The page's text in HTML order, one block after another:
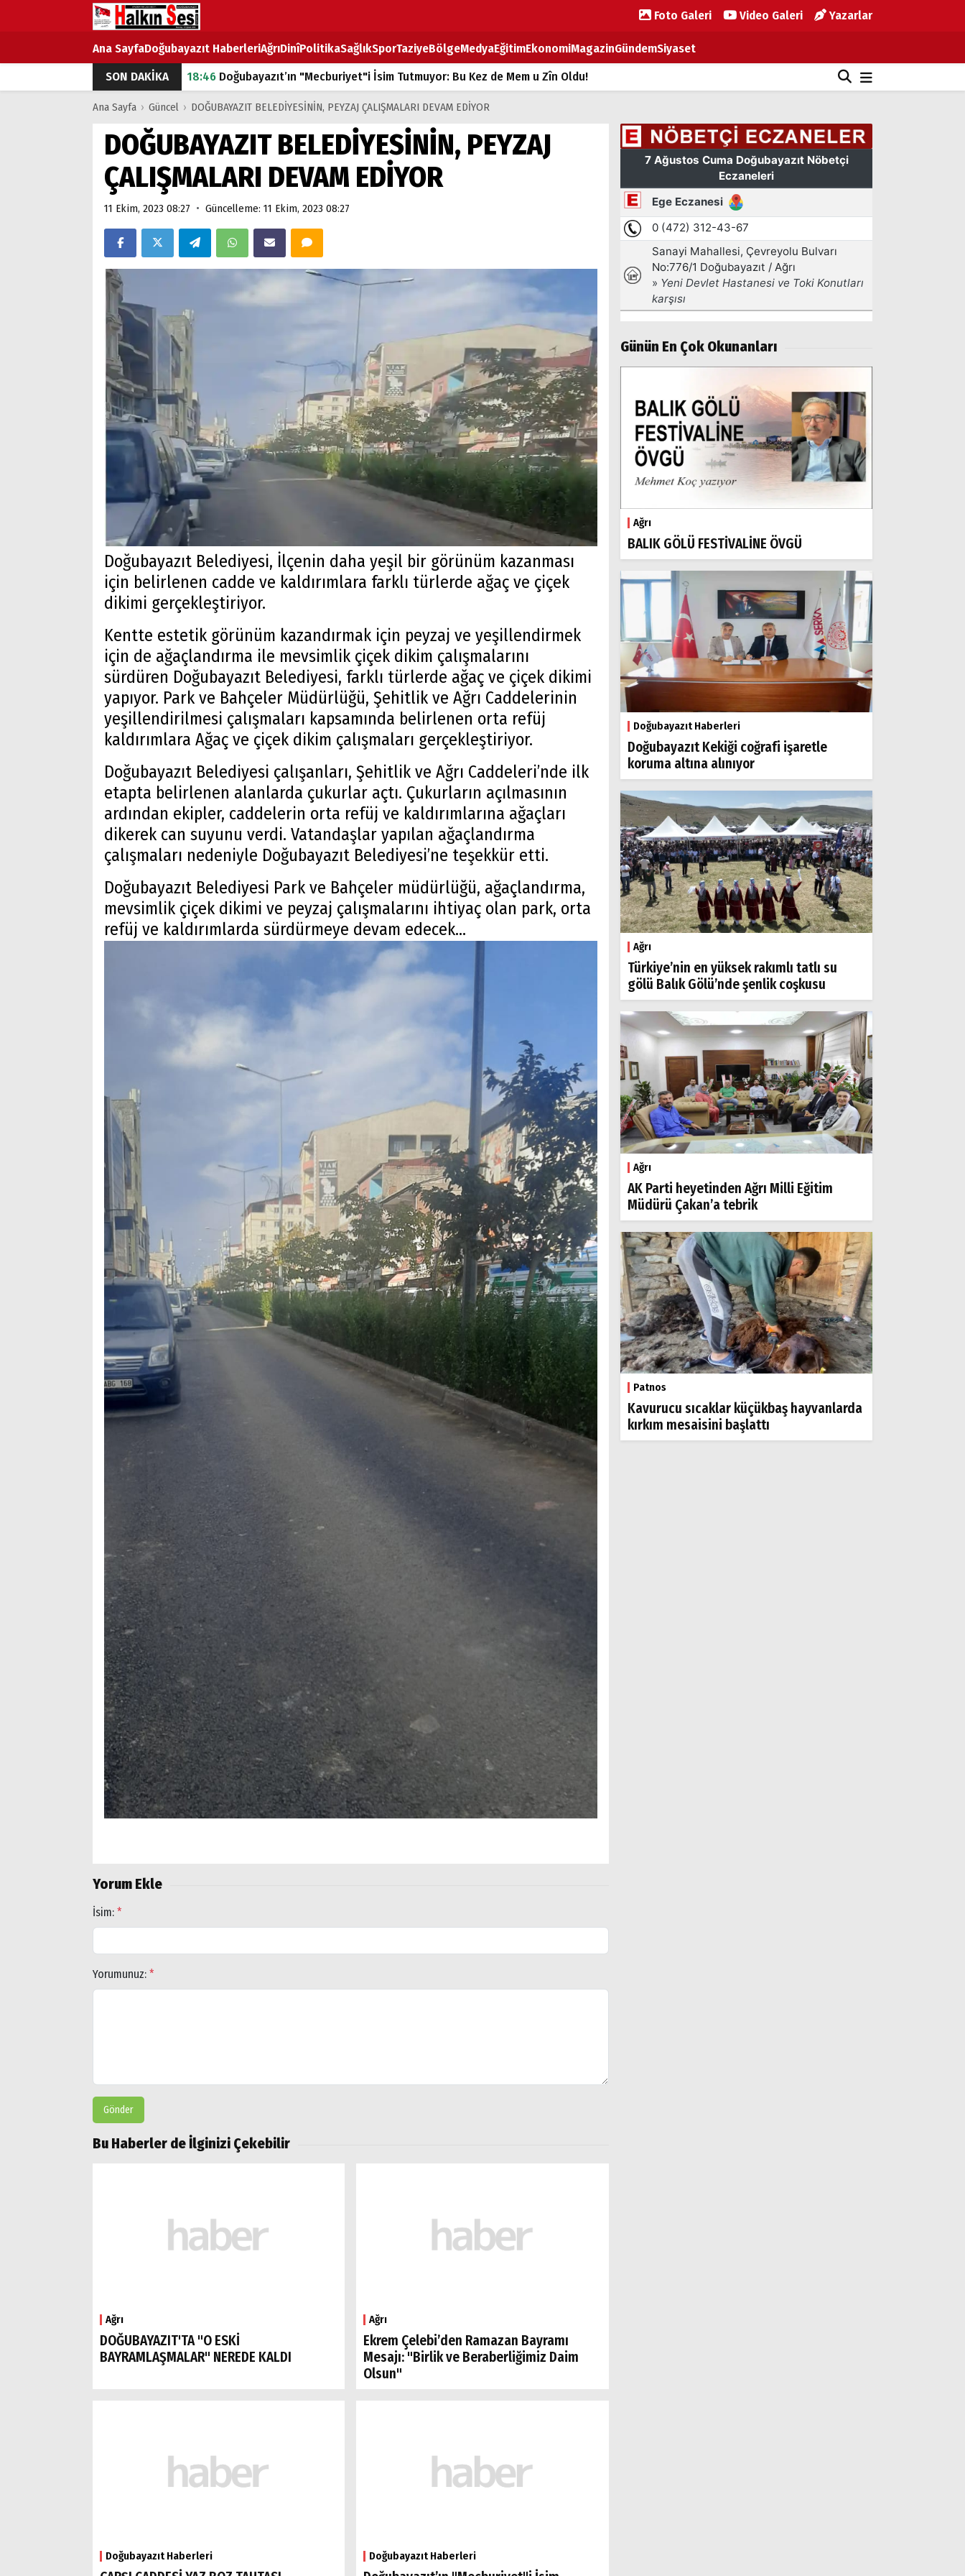
Foto Galeri Video Galeri Yazarlar
Ana SayfaDoğubayazıt HaberleriAğrıDinîPolitikaSağlıkSporTaziyeBölgeMedyaEğitimEkonomiMagazinGündemSiyaset
SON DAKİKA
18:46 Doğubayazıt’ın "Mecburiyet"i İsim Tutmuyor: Bu Kez de Mem u Zîn Oldu!
07:53Doğubayazıt’ta Ekmek Fiyatlarına Zam
07:16 Doğubayazıt'ta çocukların sırtındaki ağır yük
07:00DEVLET ve HÜKÜMET
18:29ÇARŞI CADDESİ YAZ BOZ TAHTASI
Ana Sayfa › Güncel › DOĞUBAYAZIT BELEDİYESİNİN, PEYZAJ ÇALIŞMALARI DEVAM EDİYOR
DOĞUBAYAZIT BELEDİYESİNİN, PEYZAJ
ÇALIŞMALARI DEVAM EDİYOR
11 Ekim, 2023 08:27 • Güncelleme: 11 Ekim, 2023 08:27
Doğubayazıt Belediyesi, İlçenin daha yeşil bir görünüm kazanması
için belirlenen cadde ve kaldırımlara farklı türlerde ağaç ve çiçek
dikimi gerçekleştiriyor.
Kentte estetik görünüm kazandırmak için peyzaj ve yeşillendirmek
için de ağaçlandırma ile mevsimlik çiçek dikim çalışmalarını
sürdüren Doğubayazıt Belediyesi, farklı türlerde ağaç ve çiçek dikimi
yapıyor. Park ve Bahçeler Müdürlüğü, Şehitlik ve Ağrı Caddelerinin
yeşillendirilmesi çalışmaları kapsamında belirlenen orta refüj
kaldırımlara Ağaç ve çiçek dikim çalışmaları gerçekleştiriyor.
Doğubayazıt Belediyesi çalışanları, Şehitlik ve Ağrı Caddeleri’nde ilk
etapta belirlenen alanlarda çukurlar açtı. Çukurların açılmasının
ardından ekipler, caddelerin orta refüj ve kaldırımlarına ağaçları
dikerek can suyunu verdi. Vatandaşlar yapılan ağaçlandırma
çalışmaları nedeniyle Doğubayazıt Belediyesi’ne teşekkür etti.
Doğubayazıt Belediyesi Park ve Bahçeler müdürlüğü, ağaçlandırma,
mevsimlik çiçek dikimi ve peyzaj çalışmalarını ihtiyaç olan park, orta
refüj ve kaldırımlarda sürdürmeye devam edecek...
Yorum Ekle
İsim: *
Yorumunuz: *
Gönder
Bu Haberler de İlginizi Çekebilir
Ağrı
DOĞUBAYAZIT'TA "O ESKİ
BAYRAMLAŞMALAR" NEREDE KALDI
Ağrı
Ekrem Çelebi’den Ramazan Bayramı
Mesajı: "Birlik ve Beraberliğimiz Daim
Olsun"
Doğubayazıt Haberleri Doğubayazıt Haberleri
Günün En Çok Okunanları
Ağrı
BALIK GÖLÜ FESTİVALİNE ÖVGÜ
Doğubayazıt Haberleri
Doğubayazıt Kekiği coğrafi işaretle
koruma altına alınıyor
Ağrı
Türkiye’nin en yüksek rakımlı tatlı su
gölü Balık Gölü’nde şenlik coşkusu
Ağrı
AK Parti heyetinden Ağrı Milli Eğitim
Müdürü Çakan’a tebrik
Patnos
Kavurucu sıcaklar küçükbaş hayvanlarda
kırkım mesaisini başlattı